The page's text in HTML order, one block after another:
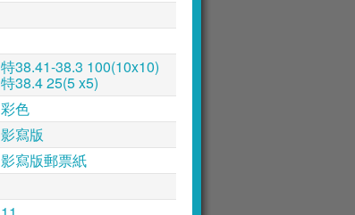
特38.41-38.3 100(10x10)
特38.4 25(5 x5)
彩色
影寫版
影寫版郵票紙